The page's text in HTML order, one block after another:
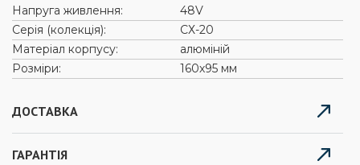
Напруга живлення:
48V
Серія (колекція):
СХ-20
Матеріал корпусу:
алюміній
Розміри:
160х95 мм
ДОСТАВКА
ГАРАНТІЯ